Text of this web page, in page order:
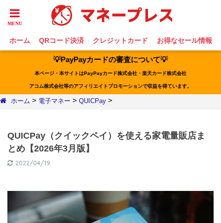
ホーム QRコード決済 クレジットカード お得なセール情報
💡PayPayカードの審査について💡
本ページ・本サイトはPayPayカード株式会社・楽天カード株式会社
アコム株式会社等のアフィリエイトプロモーションで収益を得ています。
ホーム > 電子マネー > QUICPay >
QUICPay（クイックペイ）を使える家電量販店ま
とめ【2026年3月版】
2022/04/19